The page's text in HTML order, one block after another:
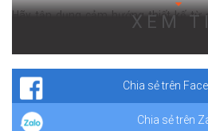
Hãy tận dụng cảm hướng thiết kế từ
tảng thiết kế. Kết hợp cùng màu sắc,
để củng cố bản sắc công ty.
XEM
Chia sẻ trên
Chia sẻ trên